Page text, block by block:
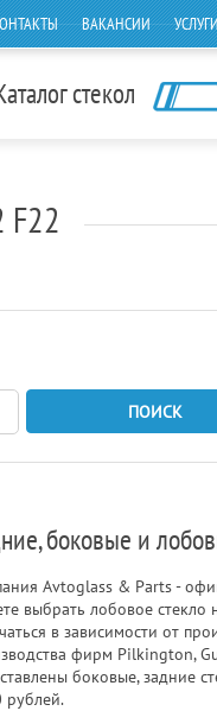
ВАКАНСИИ
стекол
F22
ПОИСК
боковые и
Avtoglass & Parts -
выбрать лобовое стекло
в зависимости от
фирм Pilkington,
боковые, задние
рублей.